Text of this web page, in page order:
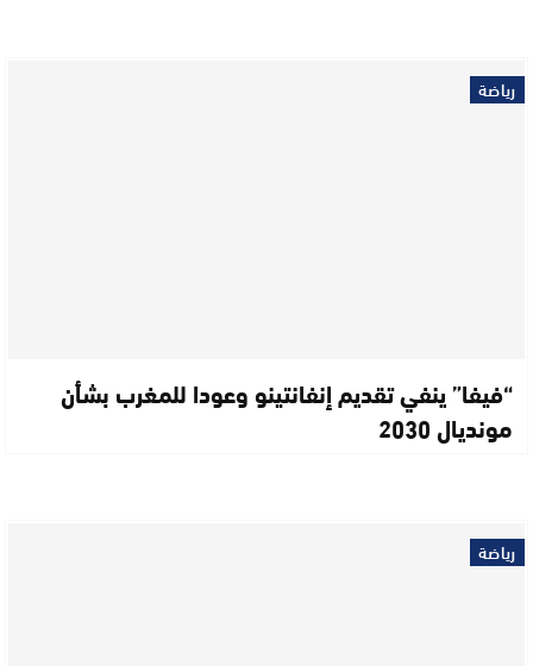
رياضة
“فيفا” ينفي تقديم إنفانتينو وعودا للمغرب بشأن
مونديال 2030
رياضة